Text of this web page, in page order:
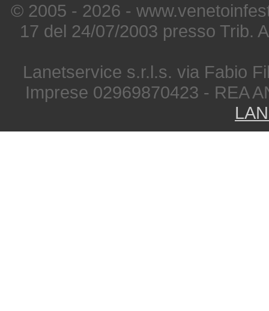
© 2005 - 2026 -
17 del 24/07/2003 presso Trib.
Lanetservice s.r.l.s. via Fabio
Imprese 02969870423 - REA